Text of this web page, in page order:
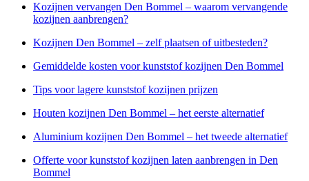
Kozijnen vervangen Den Bommel – waarom vervangende
kozijnen aanbrengen?
Kozijnen Den Bommel – zelf plaatsen of uitbesteden?
Gemiddelde kosten voor kunststof kozijnen Den Bommel
Tips voor lagere kunststof kozijnen prijzen
Houten kozijnen Den Bommel – het eerste alternatief
Aluminium kozijnen Den Bommel – het tweede alternatief
Offerte voor kunststof kozijnen laten aanbrengen in Den
Bommel